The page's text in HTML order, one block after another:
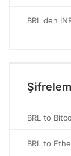
BRL den
BRL to
BRL to